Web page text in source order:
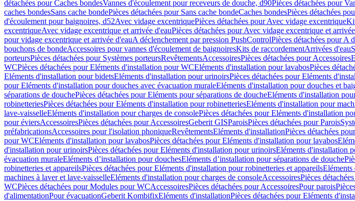
détachées pour Caches bondesVannes d'écoulement pour receveurs de douche, d90Pièces détachées pour
caches bondesSans cache bondePièces détachées pour Sans cache bondeCaches bondesPièces détachées
d'écoulement pour baignoires, d52Avec vidage excentriquePièces détachées pour Avec vidage excentrique
excentriqueAvec vidage excentrique et arrivée d'eauPièces détachées pour Avec vidage excentrique et
pour vidage excentrique et arrivée d'eauA déclenchement par pression PushControlPièces détachées pour A
bouchons de bondeAccessoires pour vannes d'écoulement de baignoiresKits de raccordementArrivées d'eau
porteursPièces détachées pour Systèmes porteursRevêtementsAccessoiresPièces détachées pour Accessoires
WCPièces détachées pour Eléments d'installation pour WCEléments d'installation pour lavabosPièces
Eléments d'installation pour bidetsEléments d'installation pour urinoirsPièces détachées pour Eléments
pour Eléments d'installation pour douches avec évacuation muraleEléments d'installation pour douches et
séparations de douchePièces détachées pour Eléments pour séparations de doucheEléments d'installation
robinetteriesPièces détachées pour Eléments d'installation pour robinetteriesEléments d'installation pour
lave-vaisselleEléments d'installation pour charges de consolePièces détachées pour Eléments d'installation
pour éviersAccessoiresPièces détachées pour AccessoiresGeberit GISParoisPièces détachées pour Parois
préfabricationsAccessoires pour l'isolation phoniqueRevêtementsEléments d'installationPièces détachées
pour WCEléments d'installation pour lavabosPièces détachées pour Eléments d'installation pour lavabos
d'installation pour urinoirsPièces détachées pour Eléments d'installation pour urinoirsEléments d'installation
évacuation muraleEléments d’installation pour douchesEléments d’installation pour séparations de douche
robinetteries et appareilsPièces détachées pour Eléments d'installation pour robinetteries et appareilsEléments
machines à laver et lave-vaisselleEléments d'installation pour charges de consoleAccessoiresPièces
WCPièces détachées pour Modules pour WCAccessoiresPièces détachées pour AccessoiresPour parois
d'alimentationPour évacuationGeberit KombifixEléments d'installationPièces détachées pour Eléments